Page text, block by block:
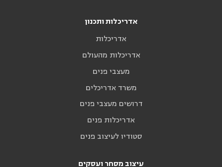
אדריכלות ותכנון
אדריכלות
אדריכלות מהעולם
מעצבי פנים
משרד אדריכלים
דרושים מעצבי פנים
אדריכלות פנים
סטודיו לעיצוב פנים
עיצוב מסחר ועסקים